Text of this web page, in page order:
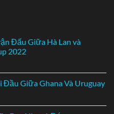
Đấu Giữa Hà Lan và
2022
Đầu Giữa Ghana Và Uruguay